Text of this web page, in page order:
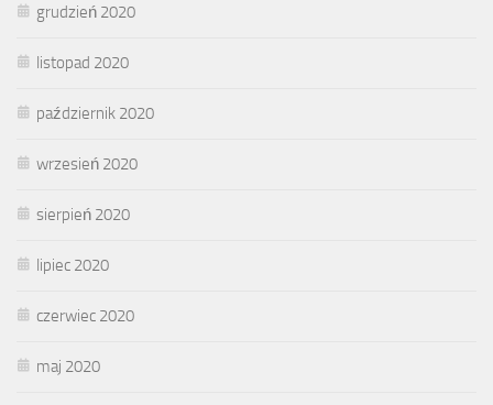
grudzień 2020
listopad 2020
październik 2020
wrzesień 2020
sierpień 2020
lipiec 2020
czerwiec 2020
maj 2020